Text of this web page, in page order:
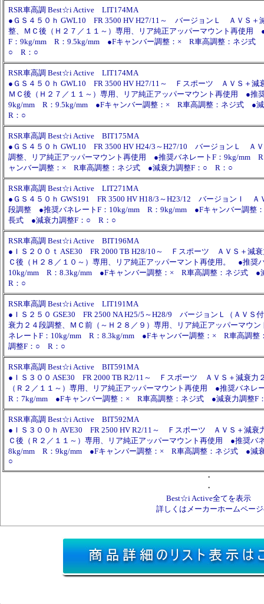
RSR車高調 Best☆i Active LIT174MA
●ＧＳ４５０ｈ GWL10 FR 3500 HV H27/11～ バージョンＬ ＡＶＳ＋
整、ＭＣ後（Ｈ２７／１１～）専用、リア純正アッパーマウント再使用
F：9kg/mm R：9.5kg/mm ●Fキャンバー調整：× R車高調整：ネジ式
○ R：○
RSR車高調 Best☆i Active LIT174MA
●ＧＳ４５０ｈ GWL10 FR 3500 HV H27/11～ Ｆスポーツ ＡＶＳ＋減
ＭＣ後（Ｈ２７／１１～）専用、リア純正アッパーマウント再使用 ●推
9kg/mm R：9.5kg/mm ●Fキャンバー調整：× R車高調整：ネジ式 ●
R：○
RSR車高調 Best☆i Active BIT175MA
●ＧＳ４５０ｈ GWL10 FR 3500 HV H24/3～H27/10 バージョンＬ Ａ
調整、リア純正アッパーマウント再使用 ●推奨バネレートF：9kg/mm
ャンバー調整：× R車高調整：ネジ式 ●減衰力調整F：○ R：○
RSR車高調 Best☆i Active LIT271MA
●ＧＳ４５０ｈ GWS191 FR 3500 HV H18/3～H23/12 バージョンＩ Ａ
段調整 ●推奨バネレートF：10kg/mm R：9kg/mm ●Fキャンバー調整
長式 ●減衰力調整F：○ R：○
RSR車高調 Best☆i Active BIT196MA
●ＩＳ２００ｔ ASE30 FR 2000 TB H28/10～ Ｆスポーツ ＡＶＳ＋減衰
Ｃ後（Ｈ２８／１０～）専用、リア純正アッパーマント再使用。 ●推奨
10kg/mm R：8.3kg/mm ●Fキャンバー調整：× R車高調整：ネジ式
R：○
RSR車高調 Best☆i Active LIT191MA
●ＩＳ２５０ GSE30 FR 2500 NA H25/5～H28/9 バージョンＬ（ＡＶＳ
衰力２４段調整、ＭＣ前（～Ｈ２８／９）専用、リア純正アッパーマウ
ネレートF：10kg/mm R：8.3kg/mm ●Fキャンバー調整：× R車高調
調整F：○ R：○
RSR車高調 Best☆i Active BIT591MA
●ＩＳ３００ ASE30 FR 2000 TB R2/11～ Ｆスポーツ ＡＶＳ＋減衰力
（Ｒ２／１１～）専用、リア純正アッパーマウント再使用 ●推奨バネ
R：7kg/mm ●Fキャンバー調整：× R車高調整：ネジ式 ●減衰力調整
RSR車高調 Best☆i Active BIT592MA
●ＩＳ３００ｈ AVE30 FR 2500 HV R2/11～ Ｆスポーツ ＡＶＳ＋減衰
Ｃ後（Ｒ２／１１～）専用、リア純正アッパーマウント再使用 ●推奨バ
8kg/mm R：9kg/mm ●Fキャンバー調整：× R車高調整：ネジ式 ●減
○
・
・
Best☆i Active全てを表示
詳しくはメーカーホームペー